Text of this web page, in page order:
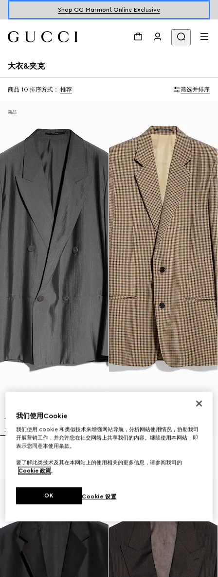
Shop GG Marmont Online Exclusive
大衣&夹克
商品 10 排序方式： 推荐 筛选并排序
新品
A$7,500
A$5,350
我们使用Cookie
我们使用 cookie 和类似技术来增强网站导航，分析网站使用情况，协助我司
开展营销工作，并允许您在社交网络上共享我们的内容。继续使用本网站，即
表示您同意本使用条款。
要了解此类技术及其在本网站上的使用相关的更多信息，请参阅我司的
Cookie 政策。
Cookie 设置
OK